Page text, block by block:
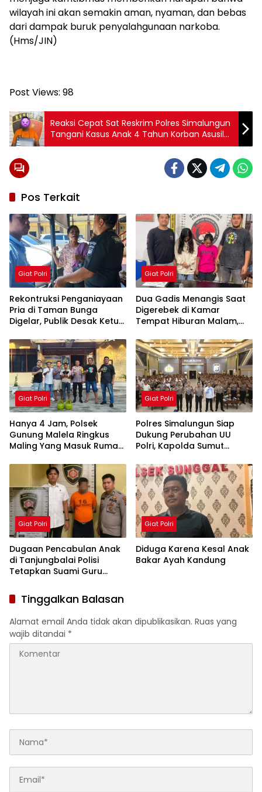
wilayah ini akan semakin aman, nyaman, dan bebas
dari dampak buruk penyalahgunaan narkoba.
(Hms/JIN)
Post Views: 98
Reaksi Cepat Sat Reskrim Polres Simalungun
Tangani Kasus Anak 4 Tahun Korban Asusila,
Pelaku Bersembunyi di Gardu PLN Akhirnya
Pos Terkait
Giat Polri
Rekontruksi Penganiayaan
Pria di Taman Bunga
Digelar, Publik Desak Ketua
Pematangsiantar Diperiksa
Giat Polri
Dua Gadis Menangis Saat
Digerebek di Kamar
Tempat Hiburan Malam,
Bongkar Jaringan Pemakai
Sabu di Simalungun
Giat Polri
Hanya 4 Jam, Polsek
Gunung Malela Ringkus
Maling Yang Masuk Rumah
dan Dua Tabung Gas
Berhasil Diamankan
Giat Polri
Polres Simalungun Siap
Dukung Perubahan UU
Polri, Kapolda Sumut
Penguatan
Profesionalisme dan
Akuntabilitas Personel
Giat Polri
Dugaan Pencabulan Anak
di Tanjungbalai Polisi
Tetapkan Suami Guru
Giat Polri
Diduga Karena Kesal Anak
Bakar Ayah Kandung
Tinggalkan Balasan
Alamat email Anda tidak akan dipublikasikan. Ruas yang
wajib ditandai *